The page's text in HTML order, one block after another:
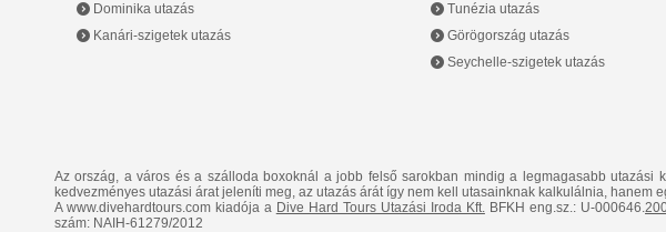
Tunézia utazás
Görögország utazás
Seychelle-szigetek utazás
Dominika utazás
Kanári-szigetek utazás
Az ország, a város és a szálloda boxoknál a jobb felső sarokban mindig a legmagasabb
kedvezményes utazási árat jeleníti meg, az utazás árát így nem kell utasainknak kalkulálnia, hanem
A www.divehardtours.com kiadója a Dive Hard Tours Utazási Iroda Kft.BFKH eng.sz.: U-000646.
szám: NAIH-61279/2012